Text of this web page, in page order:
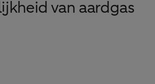
van aardgas